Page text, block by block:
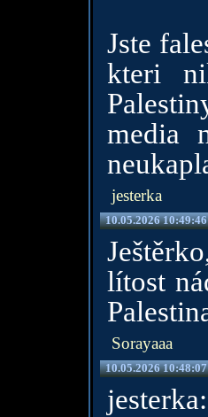
Jste
kteri
media
jesterka
10.05.2026 10:49:46
lítost
Sorayaaa
10.05.2026 10:48:07
jesterka: